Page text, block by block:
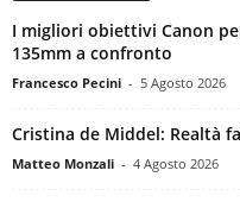
I migliori obiettivi Canon
135mm a confronto
Francesco Pecini - 5 Agosto 2026
Cristina de Middel: Realtà
Matteo Monzali - 4 Agosto 2026